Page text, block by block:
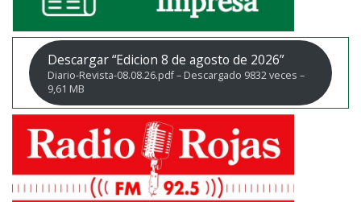
Descargar “Edicion 8 de agosto de 2026”
Diario-Revista-08.08.26.pdf – Descargado 9832 veces –
9,61 MB